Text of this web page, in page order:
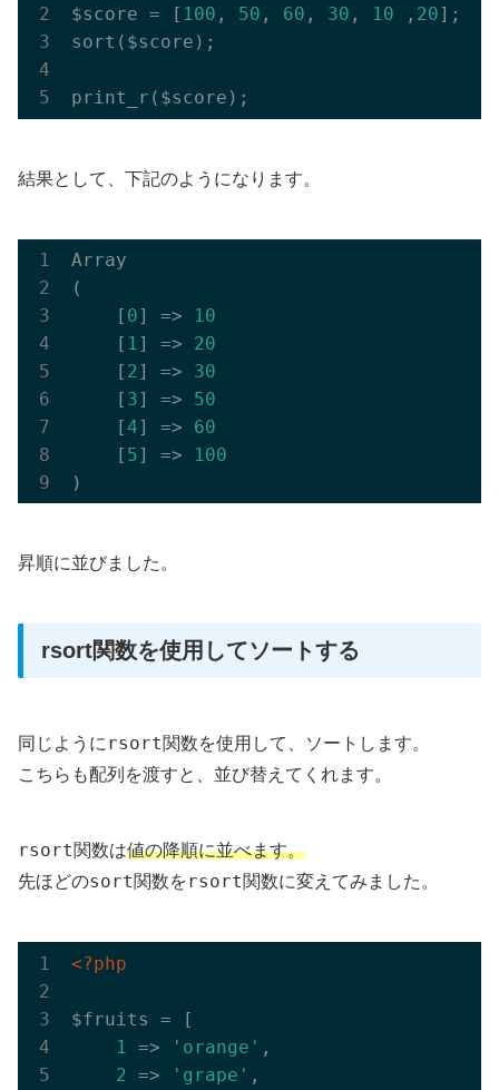
$score = [ 100 , 50 , 60 , 30 , 10 , 20];
sort($score);
結果として、下記のようになります。
Array
(
    [
0] =>
10
    [
1] => 20
    [
2] => 30
    [
3] => 50
    [
4] => 60
    [
5] =>
100
昇順に並びました。
rsort関数を使用してソートする
同じようにrsort関数を使用して、ソートします。
こちらも配列を渡すと、並び替えてくれます。
rsort関数は値の降順に並べます。
先ほどのsort関数をrsort関数に変えてみました。
<?php
$fruits = [
1 => 'orange' ,
2 => 'grape' ,